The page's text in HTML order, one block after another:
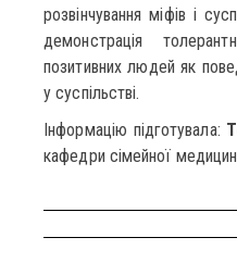
розвінчування міфів і
демонстрація
позитивних людей як
у суспільстві.
Інформацію підготувала:
кафедри сімейної